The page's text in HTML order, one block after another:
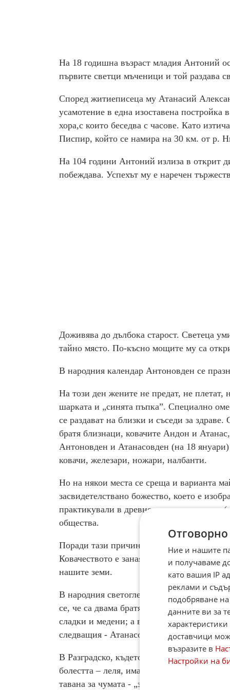
На 18 годишна възраст младия Антоний
първите светци мъченици и той раздава
Според житиеписеца му Атанасий
усамотение в една изоставена
хора,с които беседва с часове. Като
Писпир, който се намира на 30 км. от р.
На 104 години Антоний излиза в открит
побеждава. Успехът му е наречен
Доживява до дълбока старост. Светеца
тайно място. По-късно мощите му са
В народния календар Антоновден се
На този ден жените не предат, не плетат,
шарката и „синята пъпка”. Специално
се раздават на близки и съседи за
братя близнаци, ковачите Андон и
Антоновден и Атанасовден (на 18
ковачи, железари, ножари, налбанти.
Но на някои места се среща и варианта
засвидетелствано божество, което е
практикували в древността са шаманите
общества.
Поради тази причина и Свети Антоний се
Ковачеството е занаят, който има древен
нашите земи.
В народния светоглед на българите
се, че са двама братя-ковачи. В Поповско
сладки и медени; а в Пиринско се вярва,
следващия - Атанасовден тръгват по
В Разградско, където празникът е
болестта – леля, има обичай две медени
тавана за чумата - „за лелята”, за „боля̀та”.
Ние и нашите
и получаваме
като вашия IP
реклами и
подобряване
данните ви за
доставчици
възразите в
Настройки на